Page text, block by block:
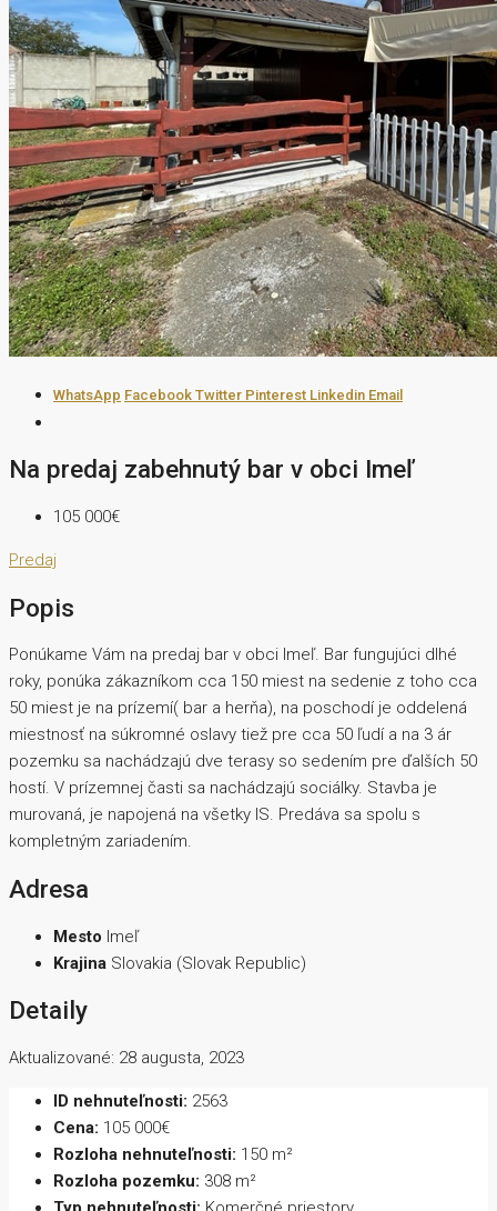
WhatsApp Facebook Twitter Pinterest Linkedin Email
Na predaj zabehnutý bar v obci Imeľ
105 000€
Predaj
Popis
Ponúkame Vám na predaj bar v obci Imeľ. Bar fungujúci dlhé
roky, ponúka zákazníkom cca 150 miest na sedenie z toho cca
50 miest je na prízemí( bar a herňa), na poschodí je oddelená
miestnosť na súkromné oslavy tiež pre cca 50 ľudí a na 3 ár
pozemku sa nachádzajú dve terasy so sedením pre ďalších 50
hostí. V prízemnej časti sa nachádzajú sociálky. Stavba je
murovaná, je napojená na všetky IS. Predáva sa spolu s
kompletným zariadením.
Adresa
Mesto Imeľ
Krajina Slovakia (Slovak Republic)
Detaily
Aktualizované: 28 augusta, 2023
ID nehnuteľnosti: 2563
Cena: 105 000€
Rozloha nehnuteľnosti: 150 m²
Rozloha pozemku: 308 m²